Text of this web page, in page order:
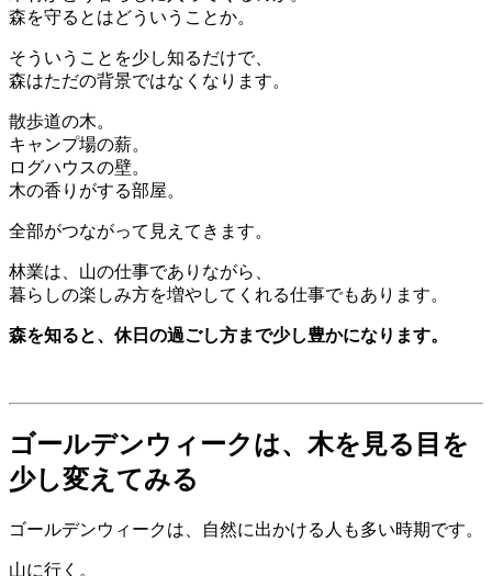
森を守るとはどういうことか。
そういうことを少し知るだけで、
森はただの背景ではなくなります。
散歩道の木。
キャンプ場の薪。
ログハウスの壁。
木の香りがする部屋。
全部がつながって見えてきます。
林業は、山の仕事でありながら、
暮らしの楽しみ方を増やしてくれる仕事でもあります。
森を知ると、休日の過ごし方まで少し豊かになります。
ゴールデンウィークは、木を見る目を
少し変えてみる
ゴールデンウィークは、自然に出かける人も多い時期です。
山に行く。